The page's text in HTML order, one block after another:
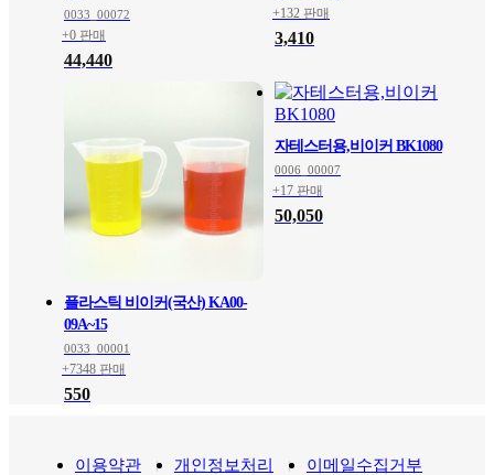
0033_00072
+0 판매
44,440
+132 판매
3,410
플라스틱 비이커(국산) KA00-
09A~15
0033_00001
+7348 판매
550
자테스터용,비이커 BK1080
0006_00007
+17 판매
50,050
이용약관 개인정보처리 이메일수집거부